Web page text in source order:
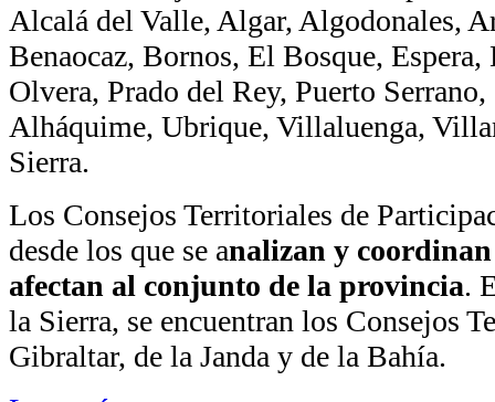
Alcalá del Valle, Algar, Algodonales,
Benaocaz, Bornos, El Bosque, Espera,
Olvera, Prado del Rey, Puerto
Alháquime, Ubrique, Villaluenga,
Sierra.
Los Consejos Territoriales de
desde los que se analizan y
afectan al conjunto de la provincia.
la Sierra, se encuentran los Consejos
Gibraltar, de la Janda y de la Bahía.